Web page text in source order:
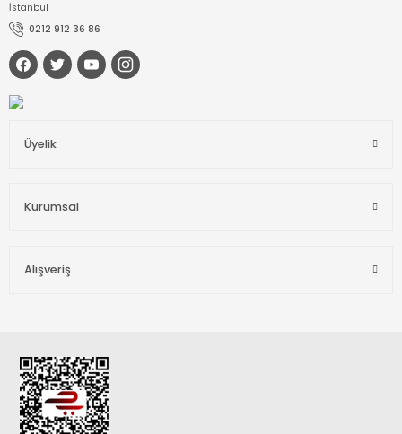
İstanbul
0212 912 36 86
Üyelik
Kurumsal
Alışveriş